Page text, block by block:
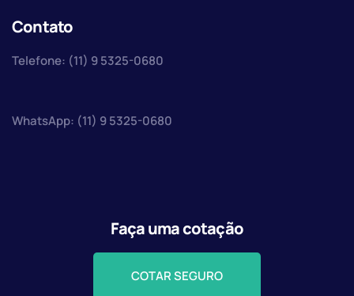
Contato
Telefone: (11) 9 5325-0680
WhatsApp: (11) 9 5325-0680
Faça uma cotação
COTAR SEGURO